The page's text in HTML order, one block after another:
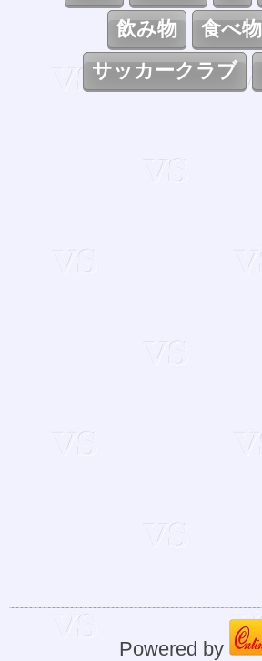
飲み物
食べ物
サッカークラブ
Powered by